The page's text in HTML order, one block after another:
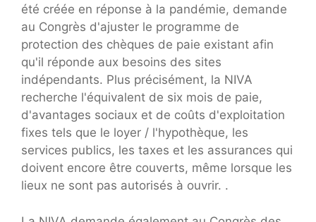
été créée en réponse à la pandémie, demande
au Congrès d'ajuster le programme de
protection des chèques de paie existant afin
qu'il réponde aux besoins des sites
indépendants. Plus précisément, la NIVA
recherche l'équivalent de six mois de paie,
d'avantages sociaux et de coûts d'exploitation
fixes tels que le loyer / l'hypothèque, les
services publics, les taxes et les assurances qui
doivent encore être couverts, même lorsque les
lieux ne sont pas autorisés à ouvrir. .